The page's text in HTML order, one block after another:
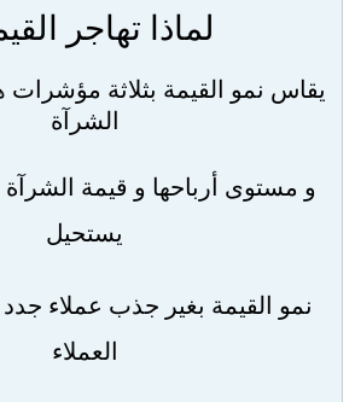
لماذا تهاجر
يقاس نمو القيمة بثلاثة
الشرآة
و مستوى أرباحها و قيمة
يستحيل
نمو القيمة بغير جذب عملاء
العملاء